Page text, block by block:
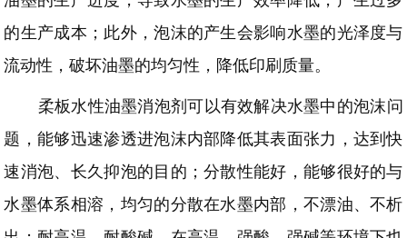
的生产成本；此外，泡沫的产生会影响水墨的光泽度与
流动性，破坏油墨的均匀性，降低印刷质量。
柔板水性油墨消泡剂可以有效解决水墨中的泡沫问
题，能够迅速渗透进泡沫内部降低其表面张力，达到快
速消泡、长久抑泡的目的；分散性能好，能够很好的与
水墨体系相溶，均匀的分散在水墨内部，不漂油、不析